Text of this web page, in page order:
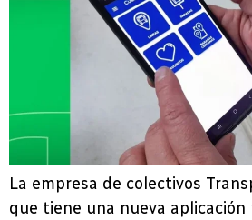
La empresa de colectivos
que tiene una nueva aplicación